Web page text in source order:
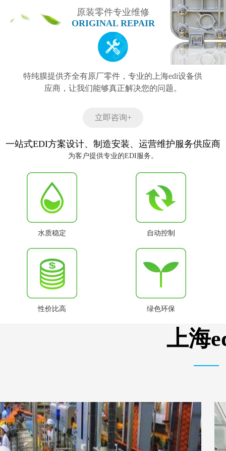
原装零件专业维修
ORIGINAL REPAIR
特纯膜提供齐全有原厂零件，专业的上海edi设备供
应商，让我们能够真正解决您的问题。
立即咨询+
一站式EDI方案设计、制造安装、运营维护服务供应商
为客户提供专业的EDI服务。
水质稳定 自动控制
性价比高 绿色环保
上海